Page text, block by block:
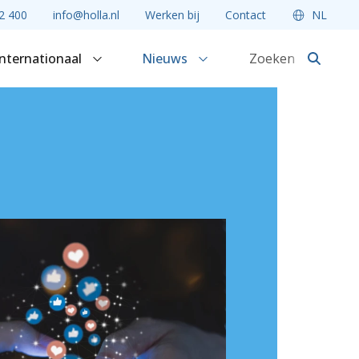
400 info@holla.nl Werken bij Contact NL
Nieuws